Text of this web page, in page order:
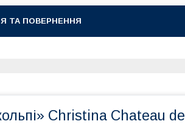
ТА ПОВЕРНЕННЯ
Christina Chateau de